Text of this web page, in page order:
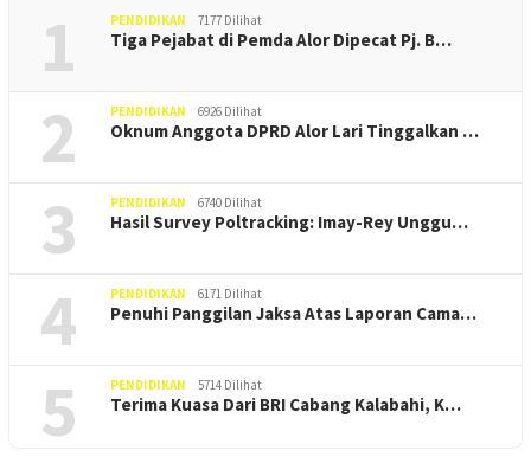
1 PENDIDIKAN 7177 Dilihat
Tiga Pejabat di Pemda Alor Dipecat Pj. B…
2 PENDIDIKAN 6926 Dilihat
Oknum Anggota DPRD Alor Lari Tinggalkan …
3 PENDIDIKAN 6740 Dilihat
Hasil Survey Poltracking: Imay-Rey Unggu…
4 PENDIDIKAN 6171 Dilihat
Penuhi Panggilan Jaksa Atas Laporan Cama…
5 PENDIDIKAN 5714 Dilihat
Terima Kuasa Dari BRI Cabang Kalabahi, K…